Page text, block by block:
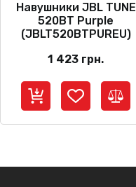
Навушники JBL TUNE
520BT Purple
(JBLT520BTPUREU)
1 423 грн.